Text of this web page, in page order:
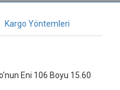
Kargo Yöntemleri
Eni 106 Boyu 15.60